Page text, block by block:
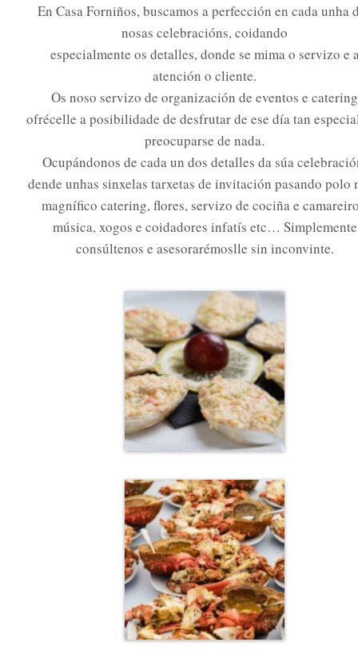
En Casa Forniños, buscamos a perfección en cada unha
nosas celebracións, coidando
especialmente os detalles, donde se mima o servizo e
atención o cliente.
Os noso servizo de organización de eventos e catering
ofrécelle a posibilidade de desfrutar de ese día tan
preocuparse de nada.
Ocupándonos de cada un dos detalles da súa
dende unhas sinxelas tarxetas de invitación pasando polo
magnífico catering, flores, servizo de cociña e
música, xogos e coidadores infatís etc… Simplemente
consúltenos e asesorarémoslle sin inconvinte.